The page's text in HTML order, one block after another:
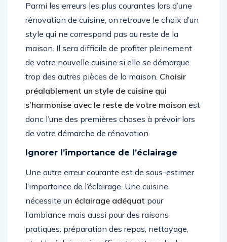
Parmi les erreurs les plus courantes lors d’une
rénovation de cuisine, on retrouve le choix d’un
style qui ne correspond pas au reste de la
maison. Il sera difficile de profiter pleinement
de votre nouvelle cuisine si elle se démarque
trop des autres pièces de la maison. Choisir
préalablement un style de cuisine qui
s’harmonise avec le reste de votre maison est
donc l’une des premières choses à prévoir lors
de votre démarche de rénovation.
Ignorer l’importance de l’éclairage
Une autre erreur courante est de sous-estimer
l’importance de l’éclairage. Une cuisine
nécessite un éclairage adéquat pour
l’ambiance mais aussi pour des raisons
pratiques: préparation des repas, nettoyage,